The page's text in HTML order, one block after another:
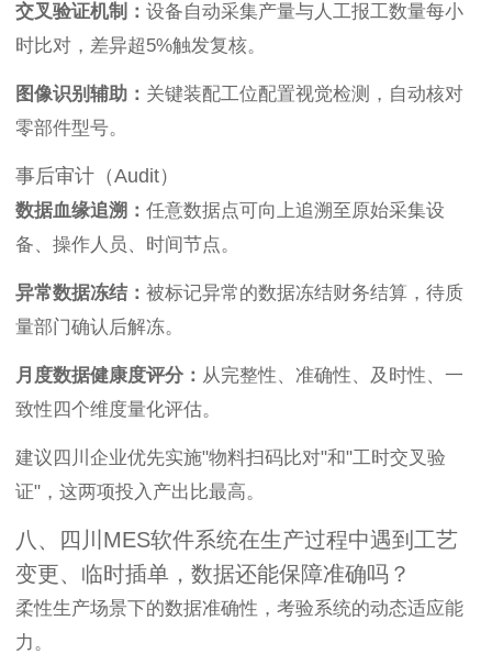
交叉验证机制： 设备自动采集产量与人工报工数量每小
时比对，差异超5%触发复核。
图像识别辅助： 关键装配工位配置视觉检测，自动核对
零部件型号。
事后审计（Audit）
数据血缘追溯： 任意数据点可向上追溯至原始采集设
备、操作人员、时间节点。
异常数据冻结： 被标记异常的数据冻结财务结算，待质
量部门确认后解冻。
月度数据健康度评分： 从完整性、准确性、及时性、一
致性四个维度量化评估。
建议四川企业优先实施"物料扫码比对"和"工时交叉验
证"，这两项投入产出比最高。
八、四川MES软件系统在生产过程中遇到工艺
变更、临时插单，数据还能保障准确吗？
柔性生产场景下的数据准确性，考验系统的动态适应能
力。